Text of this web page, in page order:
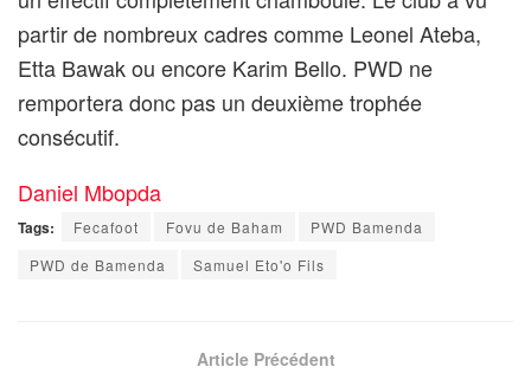
partir de nombreux cadres comme Leonel Ateba,
Etta Bawak ou encore Karim Bello. PWD ne
remportera donc pas un deuxième trophée
consécutif.
Daniel Mbopda
Tags: Fecafoot Fovu de Baham
PWD Bamenda
PWD de Bamenda
Samuel Eto'o Fils
Article Précédent